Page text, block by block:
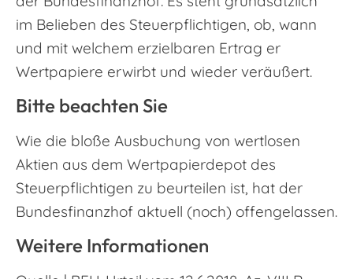
im Belieben des Steuerpflichtigen, ob, wann
und mit welchem erzielbaren Ertrag er
Wertpapiere erwirbt und wieder veräußert.
Bitte beachten Sie
Wie die bloße Ausbuchung von wertlosen
Aktien aus dem Wertpapierdepot des
Steuerpflichtigen zu beurteilen ist, hat der
Bundesfinanzhof aktuell (noch) offengelassen.
Weitere Informationen